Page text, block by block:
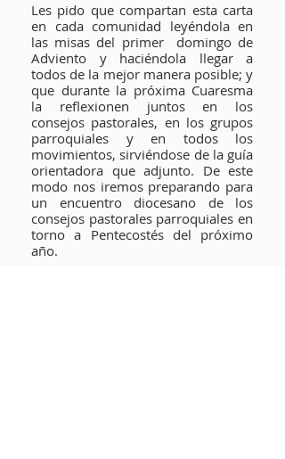
Les pido que compartan esta carta
en cada comunidad leyéndola en
las misas del primer domingo de
Adviento y haciéndola llegar a
todos de la mejor manera posible; y
que durante la próxima Cuaresma
la reflexionen juntos en los
consejos pastorales, en los grupos
parroquiales y en todos los
movimientos, sirviéndose de la guía
orientadora que adjunto. De este
modo nos iremos preparando para
un encuentro diocesano de los
consejos pastorales parroquiales en
torno a Pentecostés del próximo
año.